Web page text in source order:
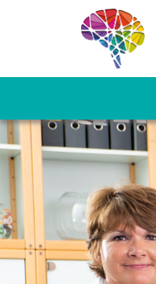
Zum Inhalt springen